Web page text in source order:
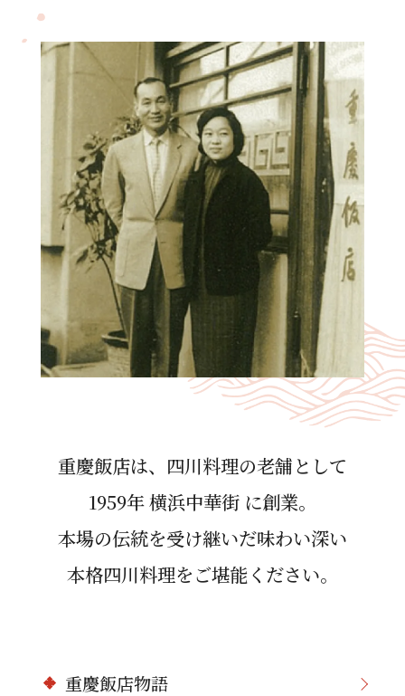
重慶飯店は、四川料理の⽼舗として
1959年 横浜中華街 に創業。
本場の伝統を受け継いだ味わい深い
本格四川料理をご堪能ください。
重慶飯店物語